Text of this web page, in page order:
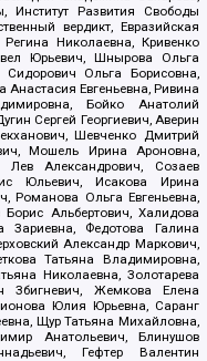
Институт Развития Свободы
вердикт, Евразийская
Николаевна, Кривенко
Юрьевич, Шнырова Ольга
Ольга Борисовна,
Анастасия Евгеньевна, Ривина
Бойко Анатолий
Сергей Георгиевич, Аверин
Шевченко Дмитрий
Мошель Ирина Ароновна,
Лев Александрович, Созаев
Юльевич, Исакова Ирина
Романова Ольга Евгеньевна,
Альбертович, Халидова
Федотова Галина
Александр Маркович,
Татьяна Владимировна,
Николаевна, Золотарева
Збигневич, Жемкова Елена
Юлия Юрьевна, Саранг
Щур Татьяна Михайловна,
Анатольевич, Блинушов
Гефтер Валентин